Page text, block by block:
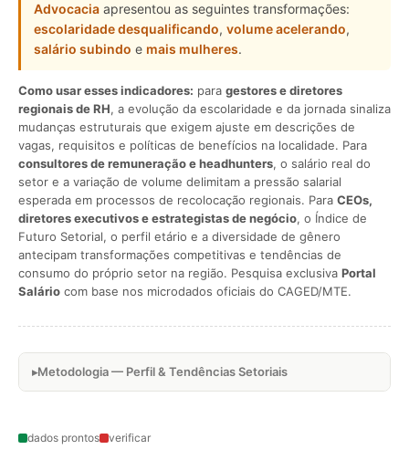
Advocacia apresentou as seguintes transformações:
escolaridade desqualificando, volume acelerando,
salário subindo e mais mulheres.
Como usar esses indicadores: para gestores e diretores
regionais de RH, a evolução da escolaridade e da jornada sinaliza
mudanças estruturais que exigem ajuste em descrições de
vagas, requisitos e políticas de benefícios na localidade. Para
consultores de remuneração e headhunters, o salário real do
setor e a variação de volume delimitam a pressão salarial
esperada em processos de recolocação regionais. Para CEOs,
diretores executivos e estrategistas de negócio, o Índice de
Futuro Setorial, o perfil etário e a diversidade de gênero
antecipam transformações competitivas e tendências de
consumo do próprio setor na região. Pesquisa exclusiva Portal
Salário com base nos microdados oficiais do CAGED/MTE.
Metodologia — Perfil & Tendências Setoriais
dados prontos verificar